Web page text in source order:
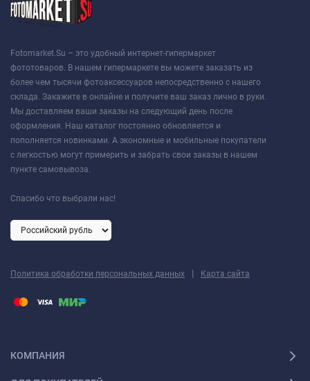
Fotomarket.Su – это удобный интернет-гипермаркет
фототоваров. В нашем гипермаркете вы можете заказать из
более чем тысячи фотоаксессуаров непосредственно с нашего
склада. Закажите в онлайне и получите ваш заказ лично в руки.
Мы доставляем ваши заказы на следующий день после
оформления. Наш каталог постоянно обновляется и
пополняется новинками. А экономные и мобильные покупатели
с легкостью могут примерить и забрать свои заказы в нашем
пункте самовывоза.
Спасибо что выбрали нас!
Политика обработки персональных данных | Карта сайта
КОМПАНИЯ